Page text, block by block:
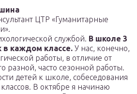
ЦТР «Гуманитарные
службой. В школе 3
в каждом классе. У нас, конечно,
работы, в отличие от
часто сезонной работы.
детей к школе, собеседования
В октябре я начинаю